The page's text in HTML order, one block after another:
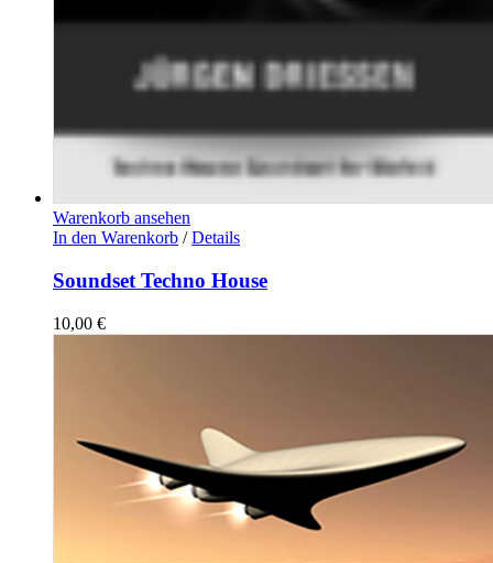
Warenkorb ansehen
In den Warenkorb / Details
Soundset Techno House
10,00 €